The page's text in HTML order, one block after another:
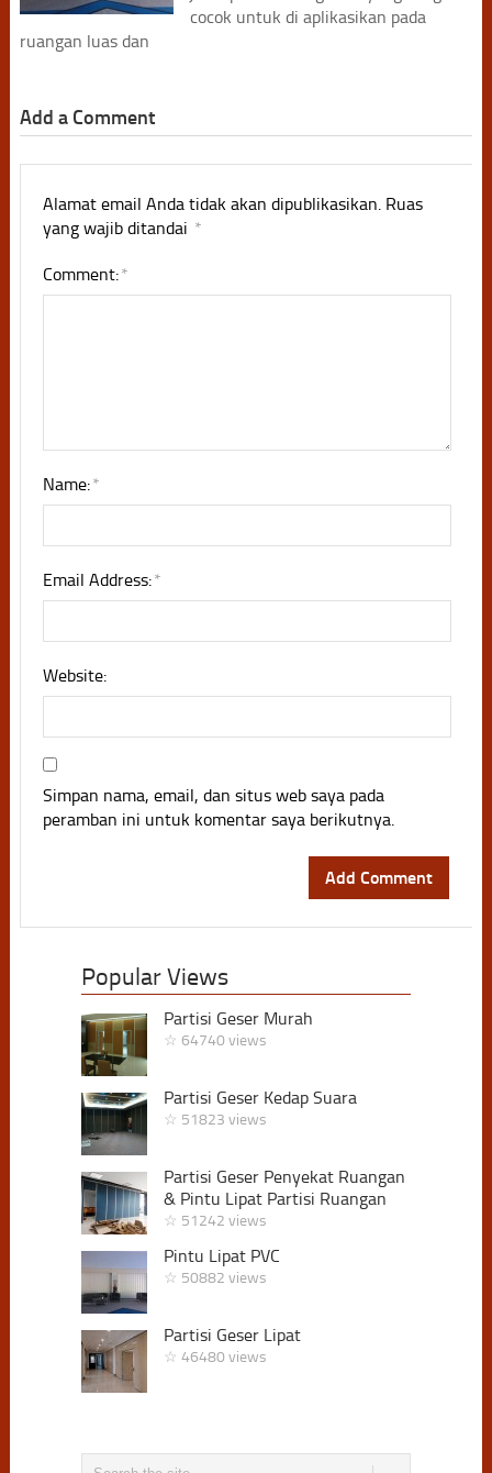
cocok untuk di aplikasikan pada
ruangan luas dan
Add a Comment
Alamat email Anda tidak akan dipublikasikan. Ruas
yang wajib ditandai *
Comment:*
Name:*
Email Address:*
Website:
Simpan nama, email, dan situs web saya pada
peramban ini untuk komentar saya berikutnya.
Popular Views
Partisi Geser Murah
☆ 64740 views
Partisi Geser Kedap Suara
☆ 51823 views
Partisi Geser Penyekat Ruangan
& Pintu Lipat Partisi Ruangan
☆ 51242 views
Pintu Lipat PVC
☆ 50882 views
Partisi Geser Lipat
☆ 46480 views